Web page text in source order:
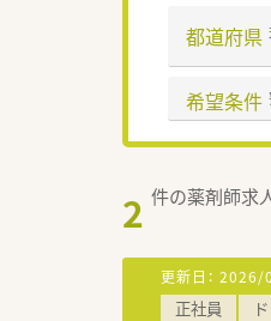
都道府県
希望条件
2 件の薬剤師求
更新日： 2026/
正社員